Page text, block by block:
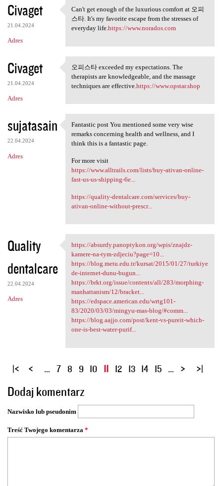
Civaget
21.04.2024
Adres
Can't get enough of the
Can't get enough of the luxurious comfort at 오피
스타. It's my favorite escape from the stresses of
everyday life.https://www.norados.com
Civaget
21.04.2024
Adres
오피스타 exceeded my expectations
오피스타 exceeded my expectations. The
therapists are knowledgeable, and the massage
techniques are effective. https://www.opstar.shop
sujatasain
22.04.2024
Adres
Fantastic post You mentioned
Fantastic post You mentioned some very wise
remarks concerning health and wellness, and I
think this is a fantastic page.
For more visit
https://www.alltrails.com/lists/buy-ativan-online-
fast-us-us-shipping-6e...
https://quality-dentalcare.com/services/buy-
ativan-online-without-prescr...
Quality
dentalcare
22.04.2024
Adres
https://absurdy.panoptykon
https://absurdy.panoptykon.org/wpis/znajdz-
kamere-na-tym-zdjeciu?page=10...
https://blog.metu.edu.tr/kursat/2015/01/27/turkiye
de-internet-dunu-bugun...
https://brkt.org/issue/contents/all/283/morphing-
manhattanism/12/bracket...
https://edspace.american.edu/wrtg101-
83/2020/03/03/mingyu-mas-blog/#comm...
https://blog.aajjo.com/post/kent-vs-pureit-which-
one-is-best-water-purif...
S
r
o
n
y
… 7 8 9 10 11 12 13 14 15 …
Dodaj komentarz
Nazwisko lub pseudonim
Treść Twojego komentarza *